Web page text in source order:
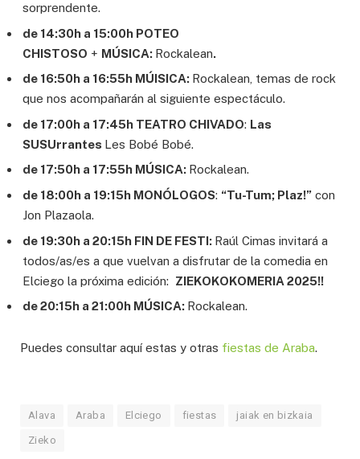
sorprendente.
de 14:30h a 15:00h POTEO
CHISTOSO + MÚSICA: Rockalean.
de 16:50h a 16:55h MÚISICA: Rockalean, temas de rock
que nos acompañarán al siguiente espectáculo.
de 17:00h a 17:45h TEATRO CHIVADO: Las
SUSUrrantes Les Bobé Bobé.
de 17:50h a 17:55h MÚSICA: Rockalean.
de 18:00h a 19:15h MONÓLOGOS: “Tu-Tum; Plaz!” con
Jon Plazaola.
de 19:30h a 20:15h FIN DE FESTI: Raúl Cimas invitará a
todos/as/es a que vuelvan a disfrutar de la comedia en
Elciego la próxima edición: ZIEKOKOKOMERIA 2025!!
de 20:15h a 21:00h MÚSICA: Rockalean.
Puedes consultar aquí estas y otras fiestas de Araba.
Alava Araba Elciego fiestas jaiak en bizkaia
Zieko